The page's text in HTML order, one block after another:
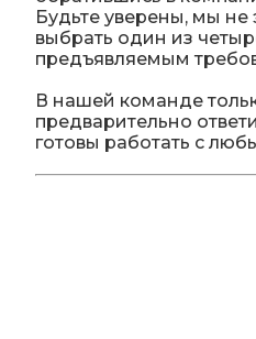
Будьте уверены, мы
выбрать один из
предъявляемым
В нашей команде
предварительно
готовы работать с